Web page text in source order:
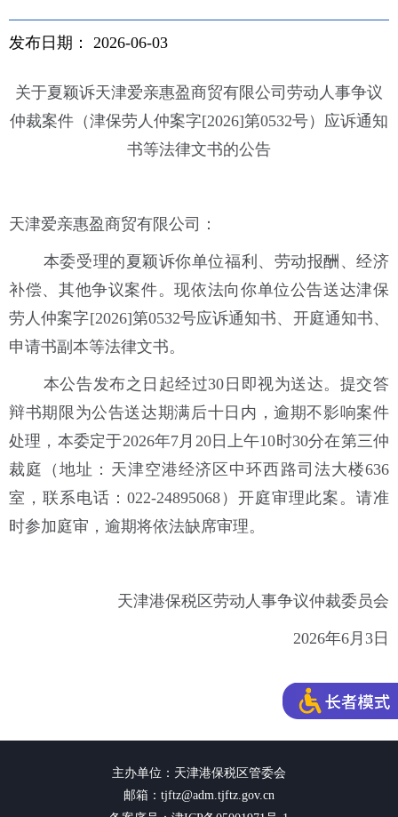
发布日期： 2026-06-03
关于夏颖诉天津爱亲惠盈商贸有限公司劳动人事争议
仲裁案件（津保劳人仲案字[2026]第0532号）应诉通知
书等法律文书的公告
天津爱亲惠盈商贸有限公司：
本委受理的夏颖诉你单位福利、劳动报酬、经济
补偿、其他争议案件。现依法向你单位公告送达津保
劳人仲案字[2026]第0532号应诉通知书、开庭通知书、
申请书副本等法律文书。
本公告发布之日起经过30日即视为送达。提交答
辩书期限为公告送达期满后十日内，逾期不影响案件
处理，本委定于2026年7月20日上午10时30分在第三仲
裁庭（地址：天津空港经济区中环西路司法大楼636
室，联系电话：022-24895068）开庭审理此案。请准
时参加庭审，逾期将依法缺席审理。
天津港保税区劳动人事争议仲裁委员会
2026年6月3日
主办单位：天津港保税区管委会
邮箱：tjftz@adm.tjftz.gov.cn